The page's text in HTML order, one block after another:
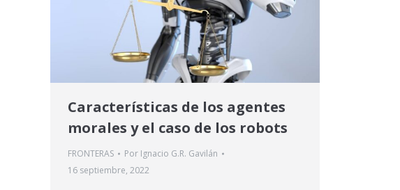
Características de los agentes
morales y el caso de los robots
FRONTERAS Por Ignacio G.R. Gavilán
16 septiembre, 2022